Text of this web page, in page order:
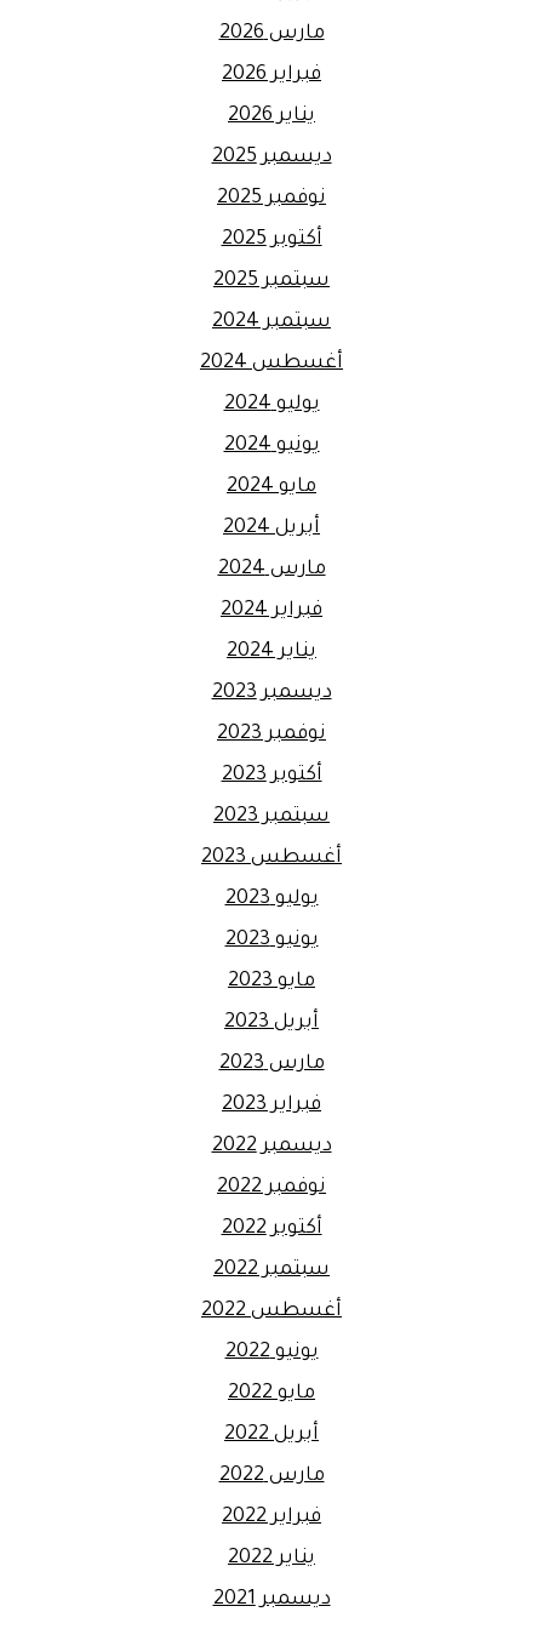
مارس 2026
فبراير 2026
يناير 2026
ديسمبر 2025
نوفمبر 2025
أكتوبر 2025
سبتمبر 2025
سبتمبر 2024
أغسطس 2024
يوليو 2024
يونيو 2024
مايو 2024
أبريل 2024
مارس 2024
فبراير 2024
يناير 2024
ديسمبر 2023
نوفمبر 2023
أكتوبر 2023
سبتمبر 2023
أغسطس 2023
يوليو 2023
يونيو 2023
مايو 2023
أبريل 2023
مارس 2023
فبراير 2023
ديسمبر 2022
نوفمبر 2022
أكتوبر 2022
سبتمبر 2022
أغسطس 2022
يونيو 2022
مايو 2022
أبريل 2022
مارس 2022
فبراير 2022
يناير 2022
ديسمبر 2021